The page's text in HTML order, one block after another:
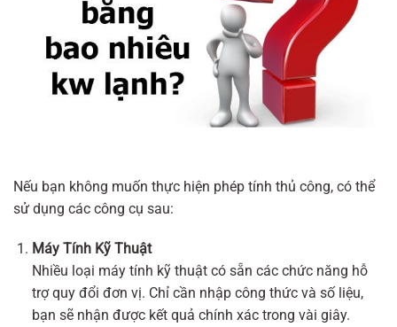
Nếu bạn không muốn thực hiện phép tính thủ công, có thể
sử dụng các công cụ sau:
Máy Tính Kỹ Thuật
Nhiều loại máy tính kỹ thuật có sẵn các chức năng hỗ
trợ quy đổi đơn vị. Chỉ cần nhập công thức và số liệu,
bạn sẽ nhận được kết quả chính xác trong vài giây.